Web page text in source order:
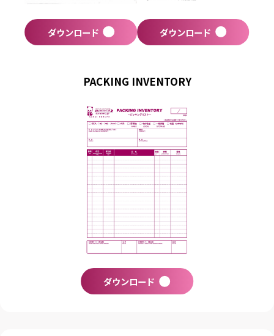
ダウンロード ダウンロード
PACKING INVENTORY
ダウンロード